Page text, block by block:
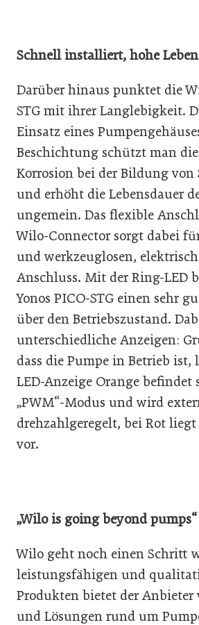
Schnell installiert, hohe
Darüber hinaus punktet die
STG mit ihrer Langlebigkeit.
Einsatz eines
Beschichtung schützt man
Korrosion bei der Bildung von
und erhöht die Lebensdauer
ungemein. Das flexible
Wilo-Connector sorgt dabei
und werkzeuglosen,
Anschluss. Mit der Ring-LED
Yonos PICO-STG einen sehr
über den Betriebszustand.
unterschiedliche Anzeigen:
dass die Pumpe in Betrieb ist,
LED-Anzeige Orange befindet
„PWM“-Modus und wird
drehzahlgeregelt, bei Rot
vor.
„Wilo is going beyond pumps“
Wilo geht noch einen Schritt
leistungsfähigen und
Produkten bietet der Anbieter
und Lösungen rund um